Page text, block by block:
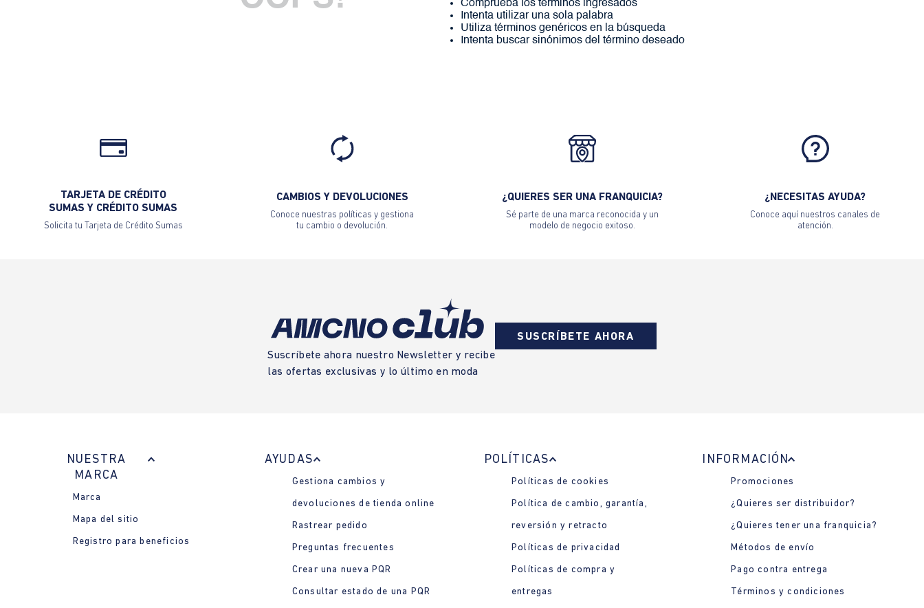
Comprueba los términos ingresados
Intenta utilizar una sola palabra
Utiliza términos genéricos en la búsqueda
Intenta buscar sinónimos del término deseado
TARJETA DE CRÉDITO
SUMAS Y CRÉDITO SUMAS
Solicita tu Tarjeta de Crédito Sumas
CAMBIOS Y DEVOLUCIONES
Conoce nuestras políticas y gestiona
tu cambio o devolución.
¿QUIERES SER UNA FRANQUICIA?
Sé parte de una marca reconocida y un
modelo de negocio exitoso.
¿NECESITAS AYUDA?
Conoce aquí nuestros canales de
atención.
Suscríbete ahora nuestro Newsletter y recibe
las ofertas exclusivas y lo último en moda
SUSCRÍBETE AHORA
NUESTRA
MARCA
Marca
Mapa del sitio
Registro para beneficios
AYUDAS
Gestiona cambios y
devoluciones de tienda online
Rastrear pedido
Preguntas frecuentes
Crear una nueva PQR
Consultar estado de una PQR
POLÍTICAS
Políticas de cookies
Política de cambio, garantía,
reversión y retracto
Políticas de privacidad
Políticas de compra y
entregas
INFORMACIÓN
Promociones
¿Quieres ser distribuidor?
¿Quieres tener una franquicia?
Métodos de envío
Pago contra entrega
Términos y condiciones